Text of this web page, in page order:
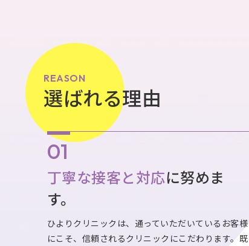
REASON
選ばれる理由
丁寧な接客と対応に努めま
す。
ひよりクリニックは、通っていただいているお客様
にこそ、信頼されるクリニックにこだわります。既